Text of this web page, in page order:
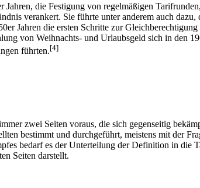
Jahren, die Festigung von regelmäßigen
verankert. Sie führte unter anderem auch
Jahren die ersten Schritte zur
von Weihnachts- und Urlaubsgeld sich in den
führten.[4]
zwei Seiten voraus, die sich gegenseitig
bestimmt und durchgeführt, meistens mit der
bedarf es der Unterteilung der Definition in
Seiten darstellt.